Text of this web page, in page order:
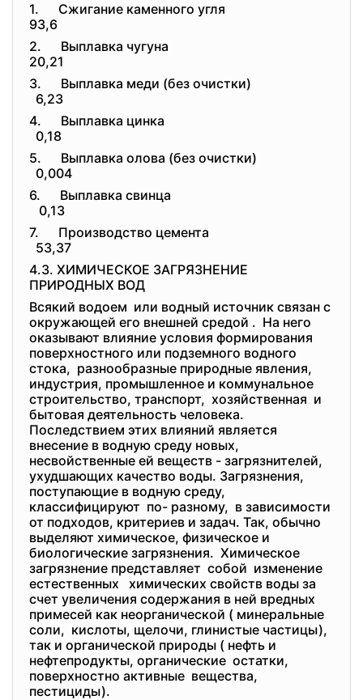
1. Сжигание каменного угля
93,6
2. Выплавка чугуна
20,21
3. Выплавка меди (без очистки)
6,23
4. Выплавка цинка
0,18
5. Выплавка олова (без очистки)
0,004
6. Выплавка свинца
0,13
7. Производство цемента
53,37
4.3. ХИМИЧЕСКОЕ ЗАГРЯЗНЕНИЕ
ПРИРОДНЫХ ВОД
Всякий водоем или водный источник связан с
окружающей его внешней средой . На него
оказывают влияние условия формирования
поверхностного или подземного водного
стока, разнообразные природные явления,
индустрия, промышленное и коммунальное
строительство, транспорт, хозяйственная и
бытовая деятельность человека.
Последствием этих влияний является
внесение в водную среду новых,
несвойственные ей веществ - загрязнителей,
ухудшающих качество воды. Загрязнения,
поступающие в водную среду,
классифицируют по- разному, в зависимости
от подходов, критериев и задач. Так, обычно
выделяют химическое, физическое и
биологические загрязнения. Химическое
загрязнение представляет собой изменение
естественных химических свойств воды за
счет увеличения содержания в ней вредных
примесей как неорганической ( минеральные
соли, кислоты, щелочи, глинистые частицы),
так и органической природы ( нефть и
нефтепродукты, органические остатки,
поверхностно активные вещества,
пестициды).